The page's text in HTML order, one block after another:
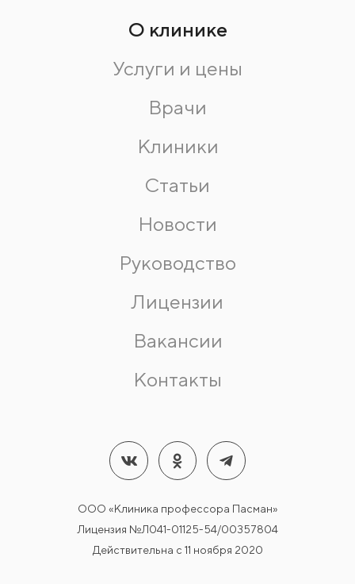
О клинике
Услуги и цены
Врачи
Клиники
Статьи
Новости
Руководство
Лицензии
Вакансии
Контакты
ООО «Клиника профессора Пасман»
Лицензия №Л041-01125-54/00357804
Действительна с 11 ноября 2020